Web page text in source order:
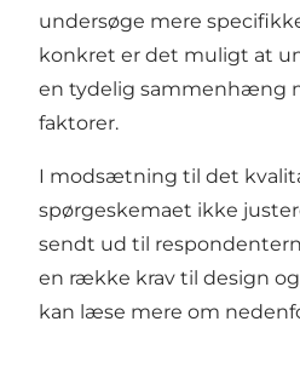
undersøge mere
konkret er det muligt at
en tydelig sammenhæng
faktorer.
I modsætning til det
spørgeskemaet ikke
sendt ud til
en række krav til design
kan læse mere om